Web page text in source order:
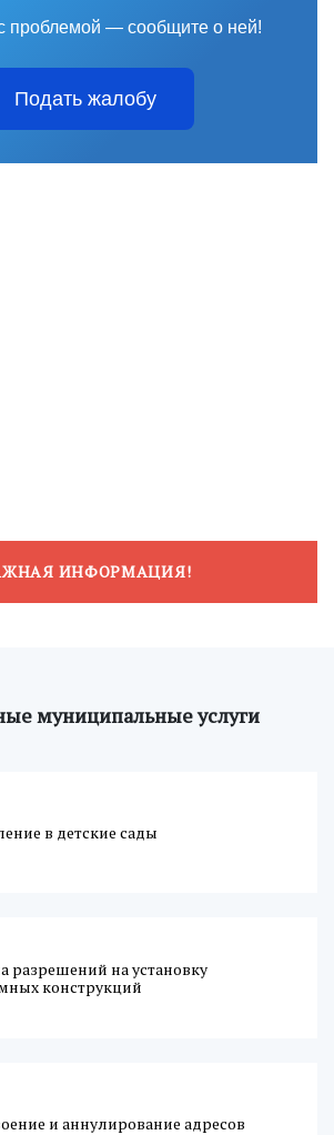
проблемой — сообщите о ней!
Подать жалобу
ИНФОРМАЦИЯ!
муниципальные услуги
в детские сады
разрешений на установку
конструкций
и аннулирование адресов